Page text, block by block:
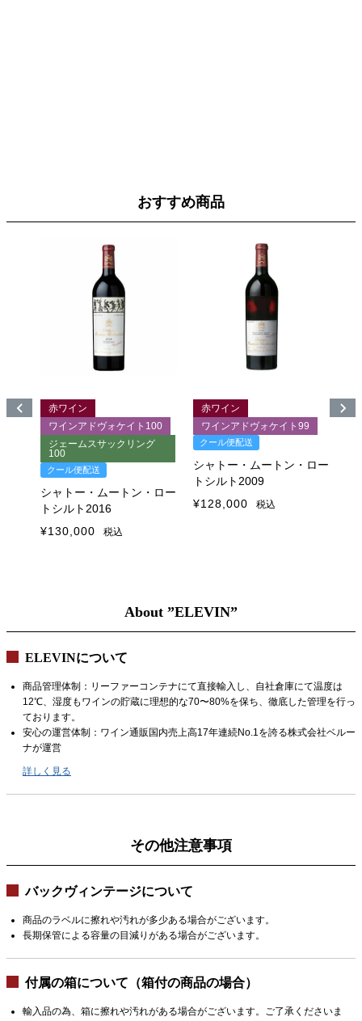
おすすめ商品
赤ワイン
ワインアドヴォケイト100
ジェームスサックリング
100
クール便配送
シャトー・ムートン・ロー
トシルト2016
¥130,000 税込
赤ワイン
ワインアドヴォケイト99
クール便配送
シャトー・ムートン・ロー
トシルト2009
¥128,000 税込
About ”ELEVIN”
ELEVINについて
商品管理体制：リーファーコンテナにて直接輸入し、自社倉庫にて温度は
12℃、湿度もワインの貯蔵に理想的な70〜80%を保ち、徹底した管理を行っ
ております。
安心の運営体制：ワイン通販国内売上高17年連続No.1を誇る株式会社ベルー
ナが運営
詳しく見る
その他注意事項
バックヴィンテージについて
商品のラベルに擦れや汚れが多少ある場合がございます。
長期保管による容量の目減りがある場合がございます。
付属の箱について（箱付の商品の場合）
輸入品の為、箱に擦れや汚れがある場合がございます。ご了承くださいま